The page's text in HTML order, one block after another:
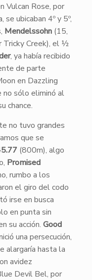
Vulcan Rose, por
se ubicaban 4º y 5º,
Mendelssohn(15,
Tricky Creek), el ½
, ya había recibido
de parte
en Dazzling
no sólo eliminó al
chance.
no tuvo grandes
que se
(800m), algo
Promised
rumbo a los
el giro del codo
irse en busca
en punta sin
su acción. Good
una persecución,
alargaría hasta la
avidez
Devil Bel, por